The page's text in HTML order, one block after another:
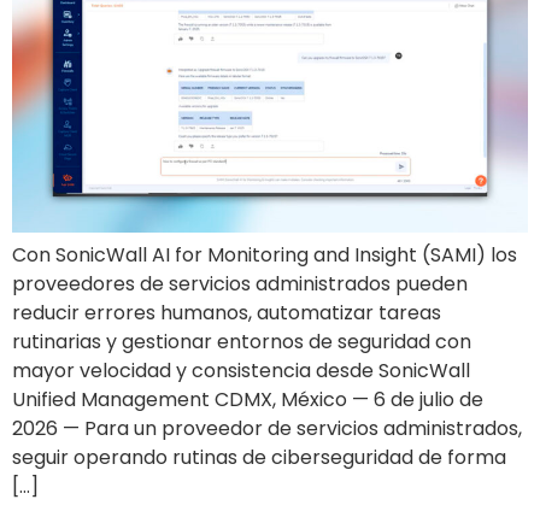
Con SonicWall AI for Monitoring and Insight (SAMI) los
proveedores de servicios administrados pueden
reducir errores humanos, automatizar tareas
rutinarias y gestionar entornos de seguridad con
mayor velocidad y consistencia desde SonicWall
Unified Management CDMX, México — 6 de julio de
2026 — Para un proveedor de servicios administrados,
seguir operando rutinas de ciberseguridad de forma
[…]